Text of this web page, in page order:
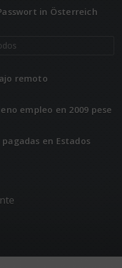
in Österreich
remoto
empleo en 2009 pese
en Estados